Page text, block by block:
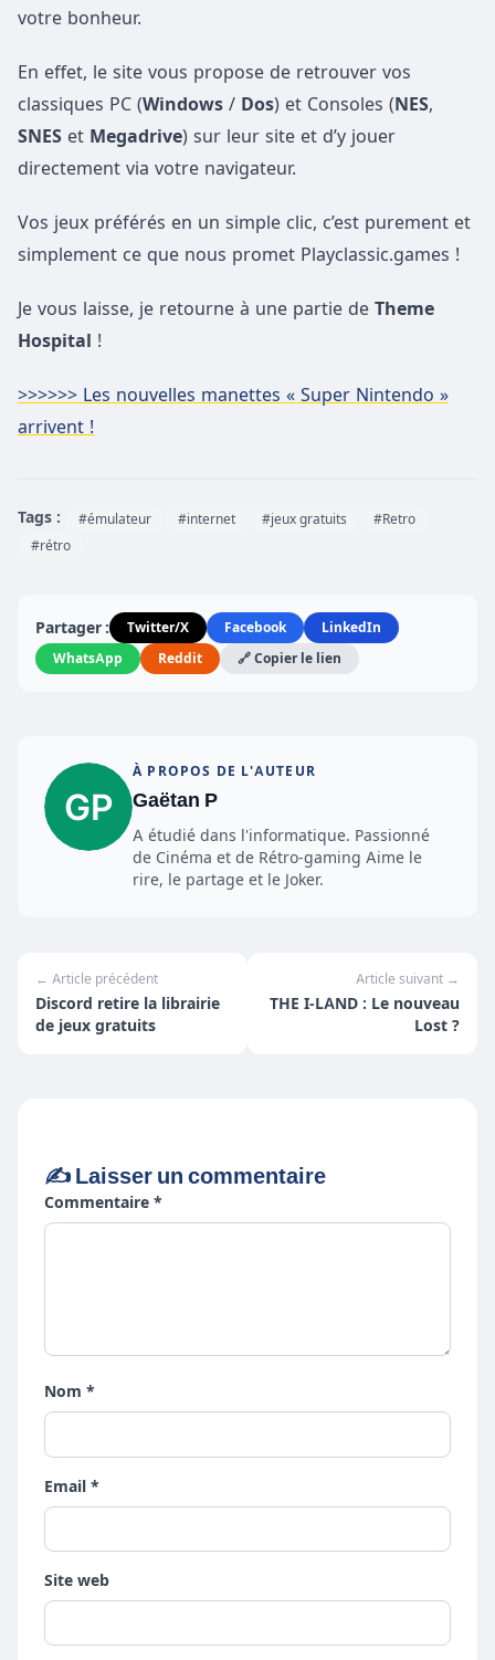
votre bonheur.
En effet, le site vous propose de retrouver vos
classiques PC (Windows / Dos) et Consoles (NES,
SNES et Megadrive) sur leur site et d’y jouer
directement via votre navigateur.
Vos jeux préférés en un simple clic, c’est purement et
simplement ce que nous promet Playclassic.games !
Je vous laisse, je retourne à une partie de Theme
Hospital !
>>>>>> Les nouvelles manettes « Super Nintendo »
arrivent !
Tags : #émulateur #internet #jeux gratuits
#Retro
#rétro
Partager : Twitter/X Facebook
LinkedIn
WhatsApp
Reddit 🔗 Copier le lien
À PROPOS DE L'AUTEUR
Gaëtan P
A étudié dans l'informatique. Passionné
de Cinéma et de Rétro-gaming Aime le
rire, le partage et le Joker.
← Article précédent
Discord retire la librairie
de jeux gratuits
Article suivant →
THE I-LAND : Le nouveau
Lost ?
✍️ Laisser un commentaire
Commentaire *
Nom *
Email *
Site web